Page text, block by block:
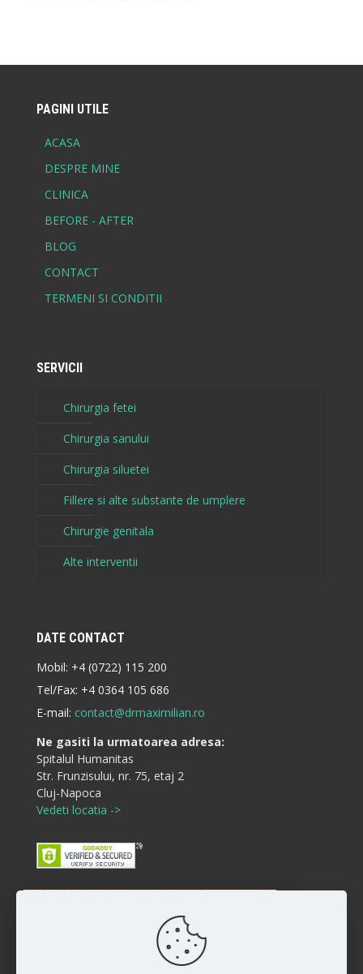
PAGINI UTILE
ACASA
DESPRE MINE
CLINICA
BEFORE - AFTER
BLOG
CONTACT
TERMENI SI CONDITII
SERVICII
Chirurgia fetei
Chirurgia sanului
Chirurgia siluetei
Fillere si alte substante de umplere
Chirurgie genitala
Alte interventii
DATE CONTACT
Mobil: +4 (0722) 115 200
Tel/Fax: +4 0364 105 686
E-mail: contact@drmaximilian.ro
Ne gasiti la urmatoarea adresa:
Spitalul Humanitas
Str. Frunzisului, nr. 75, etaj 2
Cluj-Napoca
Vedeti locatia ->
Rezultatele interventiilor pot diferi de la persoana la
Buna ziua! Cum va putem ajuta?